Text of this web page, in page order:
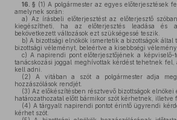
16. § (1) A polgármester az egyes előterjesztések
amelynek során:
a) Az írásbeli előterjesztést az előterjesztő
kiegészítheti, ha az előterjesztés leadása és
bekövetkezett változások ezt szükségessé teszik.
b) A bizottsági elnökök ismertetik a bizottságok által
bizottsági véleményt, beleértve a kisebbségi
c) A napirendi pont előterjesztőjének a
tanácskozási joggal meghívottak kérdést tehetnek
kell adni.
(2) A vitában a szót a polgármester adja
hozzászólások rendjét.
(3) Az előkészítésben résztvevő bizottságok elnökei
határozathozatal előtt bármikor szót kérhetnek, illetve
(4) A tárgyalt napirendi pontot érintő ügyrendi
kérhet szót.